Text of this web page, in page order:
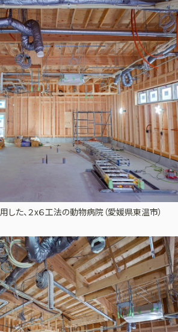
た、２x６工法の動物病院（愛媛県東温市）